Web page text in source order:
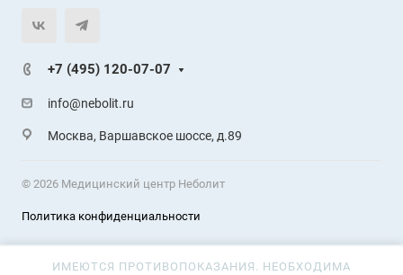
+7 (495) 120-07-07
info@nebolit.ru
Москва, Варшавское шоссе, д.89
© 2026 Медицинский центр Неболит
Политика конфиденциальности
ИМЕЮТСЯ ПРОТИВОПОКАЗАНИЯ. НЕОБХОДИМА